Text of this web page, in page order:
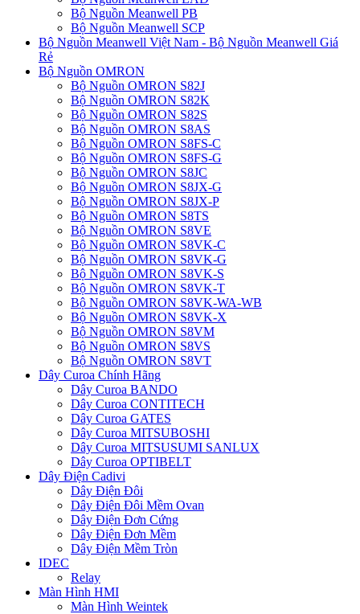
Bộ Nguồn Meanwell PB
Bộ Nguồn Meanwell SCP
Bộ Nguồn Meanwell Việt Nam - Bộ Nguồn Meanwell Giá
Rẻ
Bộ Nguồn OMRON
Bộ Nguồn OMRON S82J
Bộ Nguồn OMRON S82K
Bộ Nguồn OMRON S82S
Bộ Nguồn OMRON S8AS
Bộ Nguồn OMRON S8FS-C
Bộ Nguồn OMRON S8FS-G
Bộ Nguồn OMRON S8JC
Bộ Nguồn OMRON S8JX-G
Bộ Nguồn OMRON S8JX-P
Bộ Nguồn OMRON S8TS
Bộ Nguồn OMRON S8VE
Bộ Nguồn OMRON S8VK-C
Bộ Nguồn OMRON S8VK-G
Bộ Nguồn OMRON S8VK-S
Bộ Nguồn OMRON S8VK-T
Bộ Nguồn OMRON S8VK-WA-WB
Bộ Nguồn OMRON S8VK-X
Bộ Nguồn OMRON S8VM
Bộ Nguồn OMRON S8VS
Bộ Nguồn OMRON S8VT
Dây Curoa Chính Hãng
Dây Curoa BANDO
Dây Curoa CONTITECH
Dây Curoa GATES
Dây Curoa MITSUBOSHI
Dây Curoa MITSUSUMI SANLUX
Dây Curoa OPTIBELT
Dây Điện Cadivi
Dây Điện Đôi
Dây Điện Đôi Mềm Ovan
Dây Điện Đơn Cứng
Dây Điện Đơn Mềm
Dây Điện Mềm Tròn
IDEC
Relay
Màn Hình HMI
Màn Hình Weintek